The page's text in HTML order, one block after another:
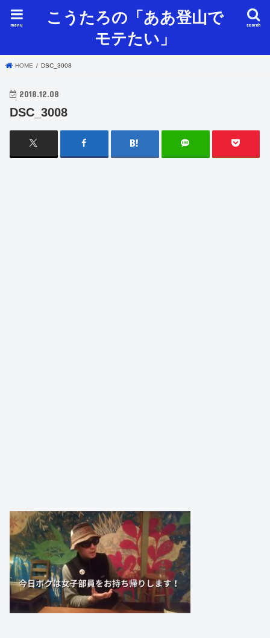
こうたろの「ああ登山で
モテたい」
search
menu
HOME DSC_3008
2018.12.08
DSC_3008